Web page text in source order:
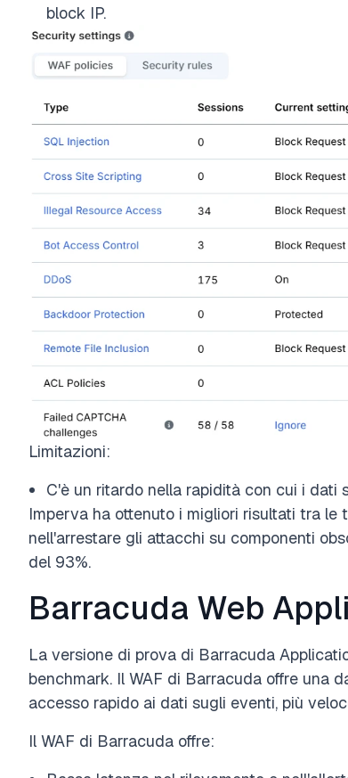
block IP.
Limitazioni:
C'è un ritardo nella rapidità con cui i dati
Imperva ha ottenuto i migliori risultati tra
nell'arrestare gli attacchi su componenti
del 93%.
Barracuda Web
La versione di prova di Barracuda
benchmark. Il WAF di Barracuda offre una
accesso rapido ai dati sugli eventi, più
Il WAF di Barracuda offre: